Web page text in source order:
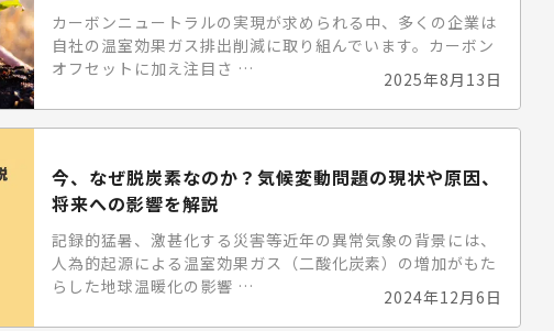
2025年8月13日
カーボンニュートラルの実現が求められる中、多くの企業は
自社の温室効果ガス排出削減に取り組んでいます。カーボン
オフセットに加え注目さ …
今、なぜ脱炭素なのか？気候変動問題の現状や原因、
将来への影響を解説
2024年12月6日
記録的猛暑、激甚化する災害等近年の異常気象の背景には、
人為的起源による温室効果ガス（二酸化炭素）の増加がもた
らした地球温暖化の影響 …